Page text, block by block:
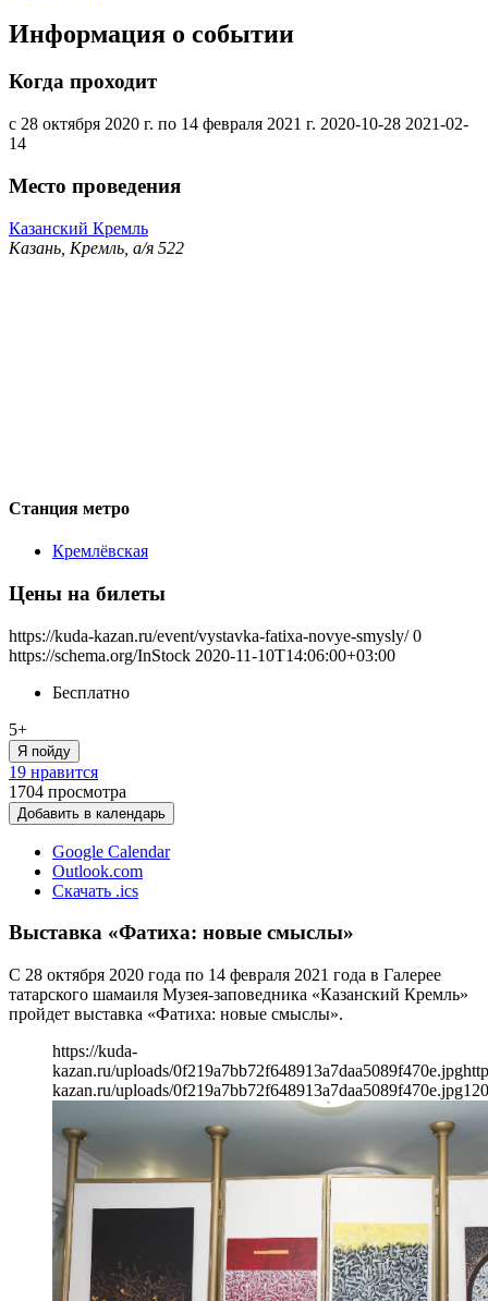
Информация о событии
Когда проходит
с 28 октября 2020 г. по 14 февраля 2021 г. 2020-10-28 2021-02-
14
Место проведения
Казанский Кремль
Казань, Кремль, а/я 522
Станция метро
Кремлёвская
Цены на билеты
https://kuda-kazan.ru/event/vystavka-fatixa-novye-smysly/ 0
https://schema.org/InStock 2020-11-10T14:06:00+03:00
Бесплатно
5+
Я пойду
19 нравится
1704 просмотра
Добавить в календарь
Google Calendar
Outlook.com
Скачать .ics
Выставка «Фатиха: новые смыслы»
С 28 октября 2020 года по 14 февраля 2021 года в Галерее
татарского шамаиля Музея-заповедника «Казанский Кремль»
пройдет выставка «Фатиха: новые смыслы».
https://kuda-
kazan.ru/uploads/0f219a7bb72f648913a7daa5089f470e.jpg
kazan.ru/uploads/0f219a7bb72f648913a7daa5089f470e.jpg